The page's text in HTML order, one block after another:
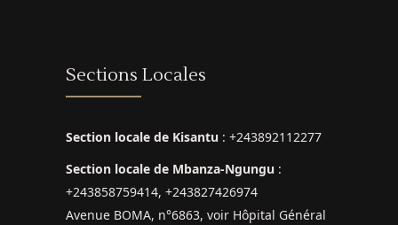
Sections Locales
Section locale de Kisantu : +243892112277
Section locale de Mbanza-Ngungu :
+243858759414, +243827426974
Avenue BOMA, n°6863, voir Hôpital Général